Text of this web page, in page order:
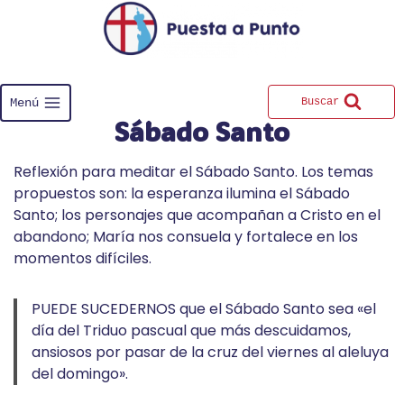
Menú Buscar
Sábado Santo
Reflexión para meditar el Sábado Santo. Los temas
propuestos son: la esperanza ilumina el Sábado
Santo; los personajes que acompañan a Cristo en el
abandono; María nos consuela y fortalece en los
momentos difíciles.
PUEDE SUCEDERNOS que el Sábado Santo sea «el
día del Triduo pascual que más descuidamos,
ansiosos por pasar de la cruz del viernes al aleluya
del domingo».